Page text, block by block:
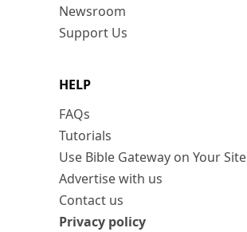
Newsroom
Support Us
HELP
FAQs
Tutorials
Use Bible Gateway on Your Site
Advertise with us
Contact us
Privacy policy